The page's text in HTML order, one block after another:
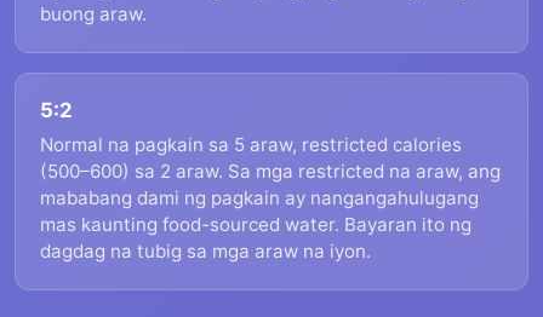
buong araw.
5:2
Normal na pagkain sa 5 araw, restricted calories
(500–600) sa 2 araw. Sa mga restricted na araw, ang
mababang dami ng pagkain ay nangangahulugang
mas kaunting food-sourced water. Bayaran ito ng
dagdag na tubig sa mga araw na iyon.